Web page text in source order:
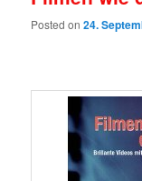
Posted on24.